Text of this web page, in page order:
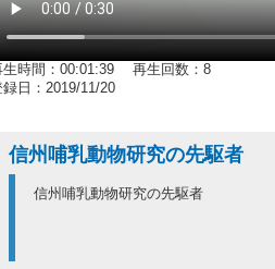
生時間：00:01:39 再生回数：8
録日：2019/11/20
信州哺乳動物研究の先駆者
信州哺乳動物研究の先駆者